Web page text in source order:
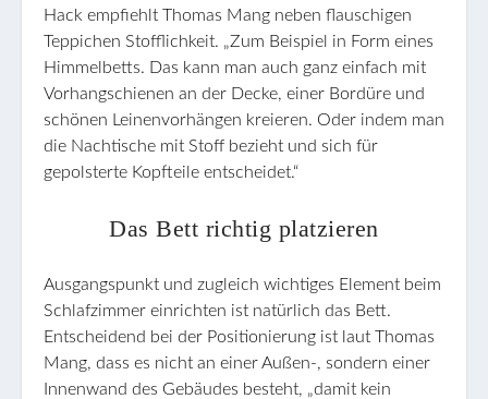
Hack empfiehlt Thomas Mang neben flauschigen
Teppichen Stofflichkeit. „Zum Beispiel in Form eines
Himmelbetts. Das kann man auch ganz einfach mit
Vorhangschienen an der Decke, einer Bordüre und
schönen Leinenvorhängen kreieren. Oder indem man
die Nachtische mit Stoff bezieht und sich für
gepolsterte Kopfteile entscheidet.“
Das Bett richtig platzieren
Ausgangspunkt und zugleich wichtiges Element beim
Schlafzimmer einrichten ist natürlich das Bett.
Entscheidend bei der Positionierung ist laut Thomas
Mang, dass es nicht an einer Außen-, sondern einer
Innenwand des Gebäudes besteht, „damit kein